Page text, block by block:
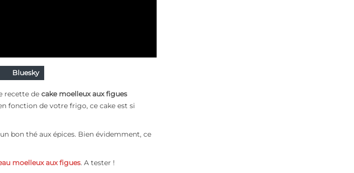
Bluesky
recette de cake moelleux aux figues
fonction de votre frigo, ce cake est si
bon thé aux épices. Bien évidemment, ce
moelleux aux figues. A tester !